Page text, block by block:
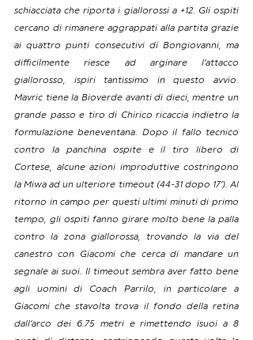
schiacciata che riporta i giallorossi a +12. Gli ospiti
cercano di rimanere aggrappati alla partita grazie
ai quattro punti consecutivi di Bongiovanni, ma
difficilmente riesce ad arginare l’attacco
giallorosso, ispiri tantissimo in questo avvio.
Mavric tiene la Bioverde avanti di dieci, mentre un
grande passo e tiro di Chirico ricaccia indietro la
formulazione beneventana. Dopo il fallo tecnico
contro la panchina ospite e il tiro libero di
Cortese, alcune azioni improduttive costringono
la Miwa ad un ulteriore timeout (44-31 dopo 17’). Al
ritorno in campo per questi ultimi minuti di primo
tempo, gli ospiti fanno girare molto bene la palla
contro la zona giallorossa, trovando la via del
canestro con Giacomi che cerca di mandare un
segnale ai suoi. Il timeout sembra aver fatto bene
agli uomini di Coach Parrilo, in particolare a
Giacomi che stavolta trova il fondo della retina
dall’arco dei 6.75 metri e rimettendo isuoi a 8